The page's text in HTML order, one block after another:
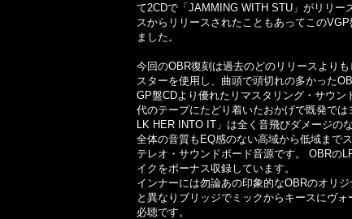
て2CDで「JAMMING WITH STU」がリリー
スからリリースされたこともあってこの
ました。
今回のOBR復刻は過去のどのリリースより
スターを使用し、曲頭で頭切れの多かった
GP盤CDより優れたリマスタリング・サウ
代のテープにたどり着いたおかげで既発で
LK HER INTO IT」は全く音飛びダメージの
全体の音質もEQ感のない高域から低域まで
テレオ・サウンドボード音源です。 OBRの
イクをボーナス収録しています。
インナーには勿論あの印象的なOBRのオリ
と異なりブリッジでミックからキースにヴ
必聴です。